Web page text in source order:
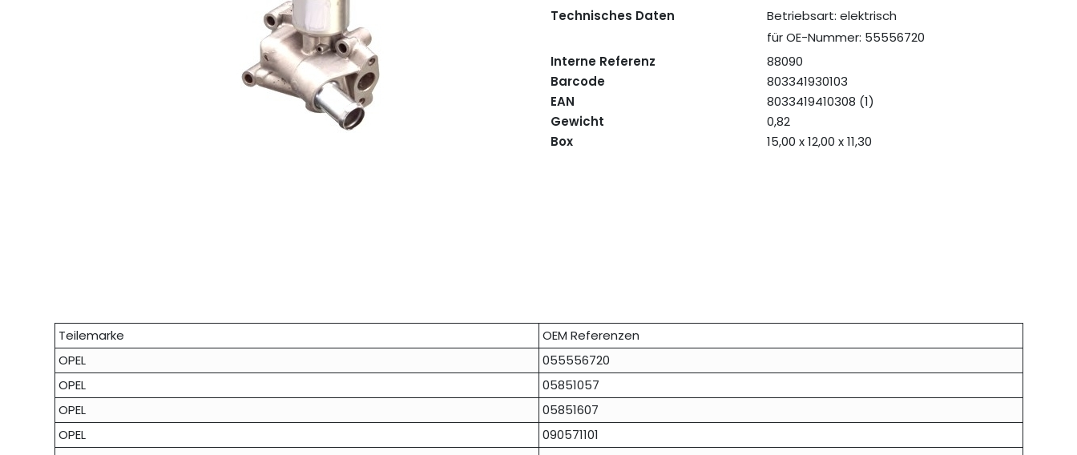
Technisches Daten
Betriebsart: elektrisch
für OE-Nummer: 55556720
Interne Referenz
88090
Barcode
803341930103
EAN
8033419410308 (1)
Gewicht
0,82
Box
15,00 x 12,00 x 11,30
Teilemarke
OEM Referenzen
OPEL
055556720
OPEL
05851057
OPEL
05851607
OPEL
090571101